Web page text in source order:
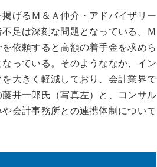
げるＭ＆Ａ仲介・アドバイザリー
足は深刻な問題となっている。Ｍ
依頼すると高額の着手金を求めら
っている。そのようななか、イン
大きく軽減しており、会計業界で
井一郎氏（写真左）と、コンサル
会計事務所との連携体制について